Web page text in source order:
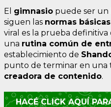
El gimnasio puede ser un
siguen las normas
viral es la prueba
una rutina común de
establecimiento de
punto de terminar en una
creadora de contenido.
HACÉ CLICK AQUÍ